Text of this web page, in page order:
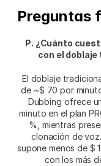
Preguntas
P. ¿Cuánto
con el
El doblaje
de ~$ 70 por
Dubbing ofrece
minuto en el plan
%, mientras
clonación de
supone menos de $
con los más